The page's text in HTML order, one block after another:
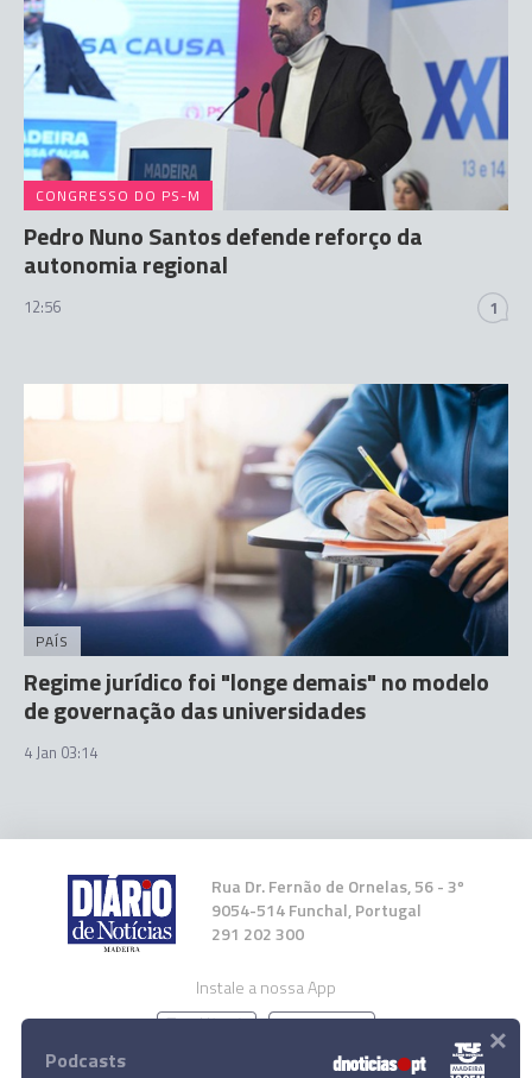
CONGRESSO DO PS-M
Pedro Nuno Santos defende reforço da
autonomia regional
12:56 1
PAÍS
Regime jurídico foi "longe demais" no modelo
de governação das universidades
4 Jan 03:14
Rua Dr. Fernão de Ornelas, 56 - 3º
9054-514 Funchal, Portugal
291 202 300
Instale a nossa App
Podcasts ×